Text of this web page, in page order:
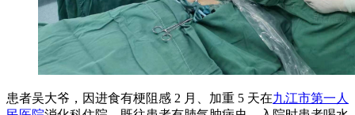
患者吴大爷，因进食有梗阻感 2 月、加重 5 天在九江市第一人